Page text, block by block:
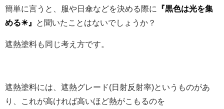
簡単に言うと、服や日傘などを決める際に
『黒色は光を集
める☀』
と聞いたことはないでしょうか？
遮熱塗料も同じ考え方です。
遮熱塗料には、遮熱グレード(日射反射率)というものがあ
り、これが高ければ高いほど熱がこもるのを